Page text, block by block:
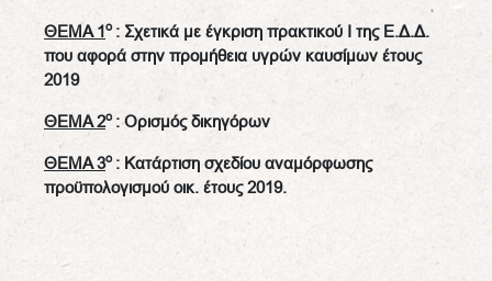
ΘΕΜΑ 1ο : Σχετικά με έγκριση πρακτικού Ι της Ε.Δ.Δ.
που αφορά στην προμήθεια υγρών καυσίμων έτους
2019
ΘΕΜΑ 2ο : Ορισμός δικηγόρων
ΘΕΜΑ 3ο : Κατάρτιση σχεδίου αναμόρφωσης
προϋπολογισμού οικ. έτους 2019.